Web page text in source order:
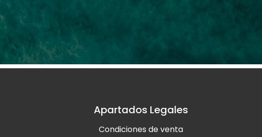
Holaola Ribadeo
Avda de Leopoldo Calvo Sotelo,
Apartados Legales
Condiciones de venta